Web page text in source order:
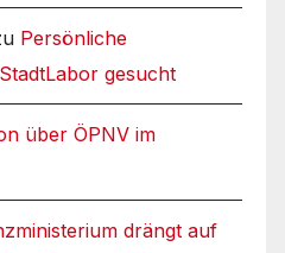
Persönliche
gesucht
über ÖPNV im
drängt auf